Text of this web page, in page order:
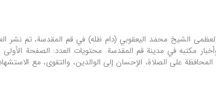
مكتبه في مدينة قم المقدسة. محتويات العدد: الصفحة
على الصلاة، الإحسان إلى الوالدين، والتقوى، مع